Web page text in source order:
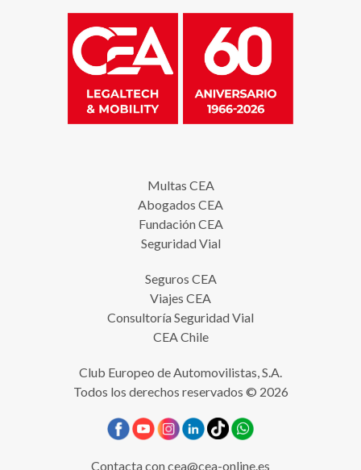
Multas CEA
Abogados CEA
Fundación CEA
Seguridad Vial
Seguros CEA
Viajes CEA
Consultoría Seguridad Vial
CEA Chile
Club Europeo de Automovilistas, S.A.
Todos los derechos reservados © 2026
Contacta concea@cea-online.es